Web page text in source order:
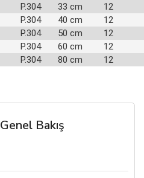
P.304 33 cm
12
P.304 40 cm
12
P.304 50 cm
12
P.304 60 cm
12
P.304 80 cm 12
Genel Bakış